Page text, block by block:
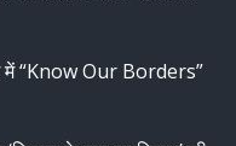
में “Know Our Borders”